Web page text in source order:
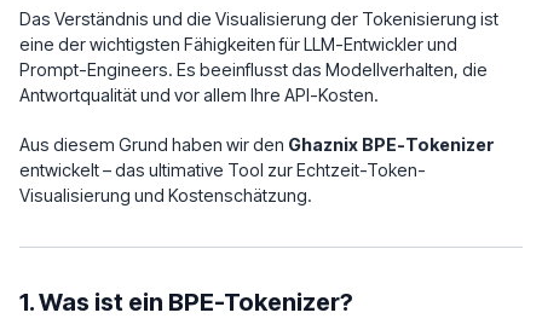
Das Verständnis und die Visualisierung der Tokenisierung ist
eine der wichtigsten Fähigkeiten für LLM-Entwickler und
Prompt-Engineers. Es beeinflusst das Modellverhalten, die
Antwortqualität und vor allem Ihre API-Kosten.
Aus diesem Grund haben wir den Ghaznix BPE-Tokenizer
entwickelt – das ultimative Tool zur Echtzeit-Token-
Visualisierung und Kostenschätzung.
1. Was ist ein BPE-Tokenizer?